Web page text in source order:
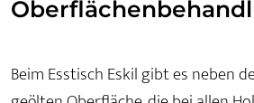
Beim Esstisch Eskil gibt es neben